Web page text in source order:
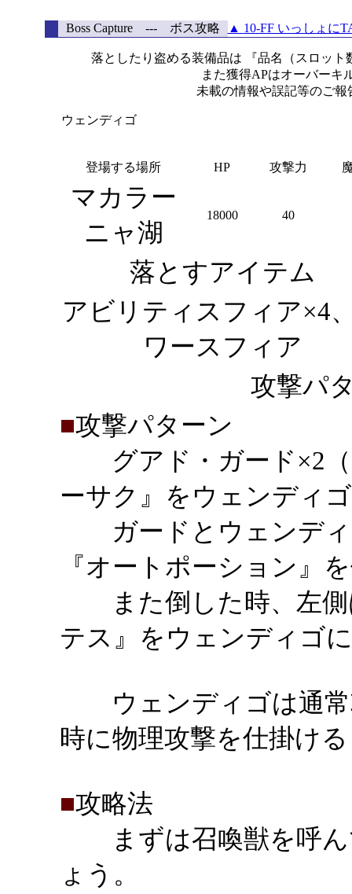
Boss Capture --- ボス攻略 ▲ 10-FF いっしょに
落としたり盗める装備品は 『品名（スロッ
また獲得APはオーバーキ
未載の情報や誤記等のご報
ウェンディゴ
登場する場所 HP 攻撃力
マカラー
ニャ湖
18000 40
落とすアイテム
アビリティスフィア×4
ワースフィア
攻撃パ
■攻撃パターン
グアド・ガード×2（
ーサク』をウェンディ
ガードとウェンディ
『オートポーション』
また倒した時、左側
テス』をウェンディゴ
ウェンディゴは通常
時に物理攻撃を仕掛け
■攻略法
まずは召喚獣を呼ん
ょう。